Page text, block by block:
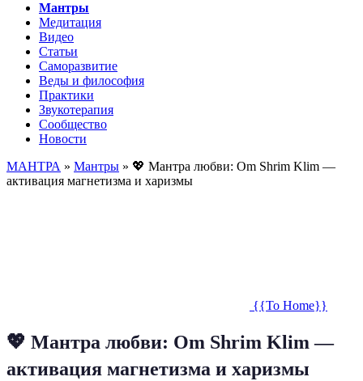
Мантры
Медитация
Видео
Статьи
Саморазвитие
Веды и философия
Практики
Звукотерапия
Сообщество
Новости
МАНТРА » Мантры » 💖 Мантра любви: Om Shrim Klim —
активация магнетизма и харизмы
{{To Home}}
💖 Мантра любви: Om Shrim Klim —
активация магнетизма и харизмы